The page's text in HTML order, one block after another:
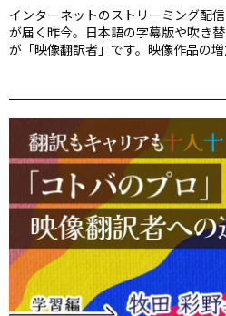
インターネットのストリーミング配
が届く昨今。日本語の字幕版や吹き
が「映像翻訳者」です。映像作品の
ているのか、どんな働き方をしてい
訳者として活躍する3名にインタビ
成や働き方、そして映像翻訳に必要
していきます。